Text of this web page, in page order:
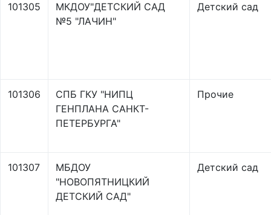
101305
МКДОУ"ДЕТСКИЙ САД
№5 "ЛАЧИН"
Детский сад
101306
СПБ ГКУ "НИПЦ
ГЕНПЛАНА САНКТ-
ПЕТЕРБУРГА"
Прочие
101307
МБДОУ
"НОВОПЯТНИЦКИЙ
ДЕТСКИЙ САД"
Детский сад